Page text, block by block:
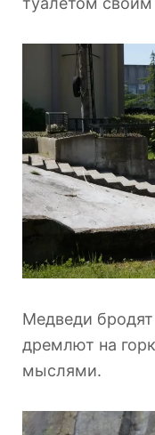
Медведи
дремлют на
мыслями.